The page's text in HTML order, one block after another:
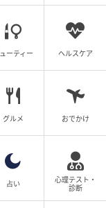
ーティー ヘルスケア
グルメ おでかけ
占い
心理テスト・
診断